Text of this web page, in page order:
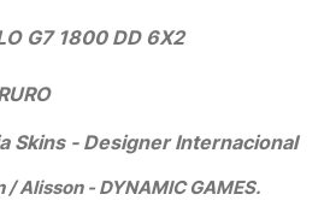
G7 1800 DD 6X2
Skins- Designer Internacional
/ Alisson - DYNAMIC GAMES.